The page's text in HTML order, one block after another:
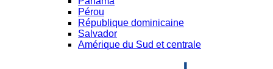
Pérou
République dominicaine
Salvador
Amérique du Sud et centrale